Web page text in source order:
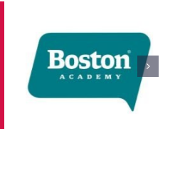
EXPLORA
(centro
De
Ciencias)